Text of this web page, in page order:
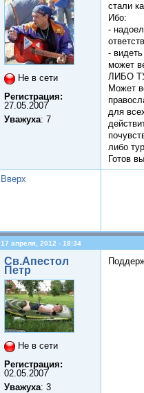
Не в сети
Регистрация:
27.05.2007
Уважуха: 7
стали
Ибо:
-
-
может
ЛИБО
Может
для
либо
Готов
Вверх
17 апреля, 2012 - 18:34
Св.Апестол
Петр
Не в сети
Регистрация:
02.05.2007
Уважуха: 3